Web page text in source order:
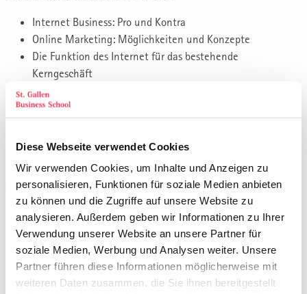
Diese Webseite verwendet Cookies
Wir verwenden Cookies, um Inhalte und Anzeigen zu
personalisieren, Funktionen für soziale Medien anbieten
zu können und die Zugriffe auf unsere Website zu
analysieren. Außerdem geben wir Informationen zu Ihrer
Verwendung unserer Website an unsere Partner für
soziale Medien, Werbung und Analysen weiter. Unsere
Partner führen diese Informationen möglicherweise mit
weiteren Daten zusammen, die Sie ihnen bereitgestellt
Internet Business: Pro und Kontra
Online Marketing: Möglichkeiten und Konzepte
Die Funktion des Internet für das bestehende
Kerngeschäft
Die Möglichkeiten des Internet für das Geschäft der
Zukunft
Positionierung in der Welt des Internet und Online
Internet als Informationsmedium
Die total Transparenz – und was dies für das Geschäft
bedeutet
Aktive Kommunikation in den neuen Medien
Grenzen der Kommunikationsfreiheit
Chance Vergleichbarkeit: Die eigene Differenzierung